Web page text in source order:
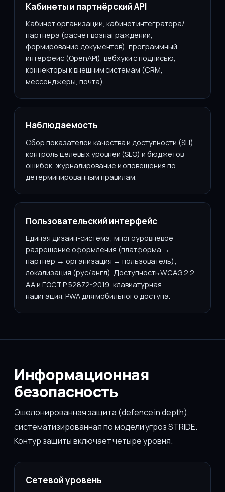
Кабинеты и партнёрский API
Кабинет организации, кабинет интегратора/
партнёра (расчёт вознаграждений,
формирование документов), программный
интерфейс (OpenAPI), вебхуки с подписью,
коннекторы к внешним системам (CRM,
мессенджеры, почта).
Наблюдаемость
Сбор показателей качества и доступности (SLI),
контроль целевых уровней (SLO) и бюджетов
ошибок, журналирование и оповещения по
детерминированным правилам.
Пользовательский интерфейс
Единая дизайн-система; многоуровневое
разрешение оформления (платформа →
партнёр → организация → пользователь);
локализация (рус/англ). Доступность WCAG 2.2
AA и ГОСТ Р 52872-2019, клавиатурная
навигация. PWA для мобильного доступа.
Информационная
безопасность
Эшелонированная защита (defence in depth),
систематизированная по модели угроз STRIDE.
Контур защиты включает четыре уровня.
Сетевой уровень